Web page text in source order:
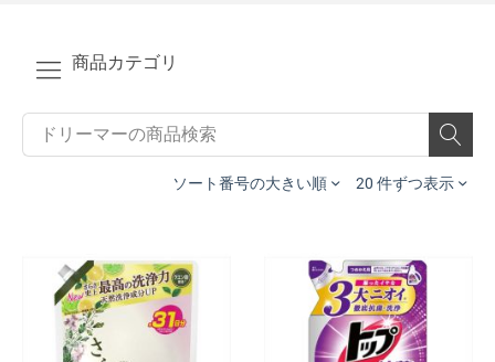
商品カテゴリ
ソート番号の大きい順 20 件ずつ表示